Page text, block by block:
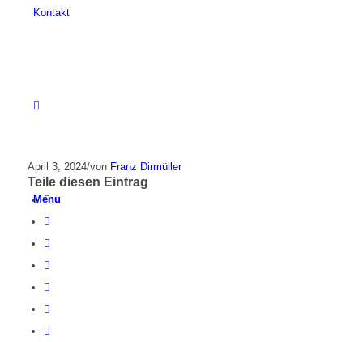
Kontakt
Menu
April 3, 2024/von Franz Dirmüller
Teile diesen Eintrag